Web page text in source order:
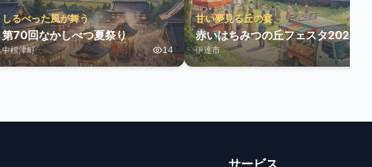
しるべった風が舞う
第70回なかしべつ夏祭り
中標津町 14
甘い夢見る丘の宴
赤いはちみつの丘フェスタ2026
伊達市
サービス